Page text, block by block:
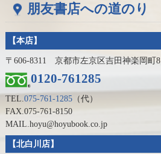
朋友書店への道のり
【本店】
〒606-8311 京都市左京区吉田神楽岡町8
0120-761285
TEL.075-761-1285（代）
FAX.075-761-8150
MAIL.hoyu@hoyubook.co.jp
【北白川店】